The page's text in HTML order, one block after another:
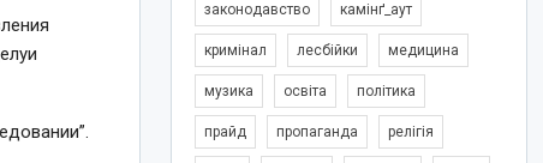
законодавство камінґ_аут
кримінал лесбійки медицина
музика освіта політика
прайд пропаганда релігія